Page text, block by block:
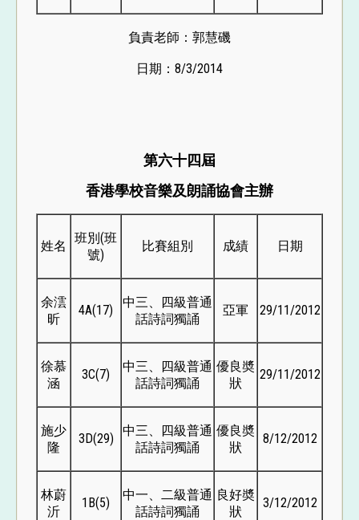
負責老師：郭慧磯
日期：8/3/2014
第六十四屆
香港學校音樂及朗誦協會主辦
姓名
班別(班
號)
比賽組別 成績 日期
余澐
昕
4A(17)
中三、四級普通
話詩詞獨誦
亞軍 29/11/2012
徐慕
涵
3C(7)
中三、四級普通
話詩詞獨誦
優良奬
狀
29/11/2012
施少
隆
3D(29)
中三、四級普通
話詩詞獨誦
優良奬
狀
8/12/2012
林蔚
沂
1B(5)
中一、二級普通
話詩詞獨誦
良好奬
狀
3/12/2012